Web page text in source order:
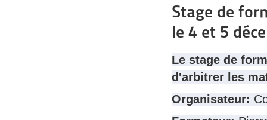
Stage de
le 4 et 5
Le stage de
d'arbitrer les
Organisateur: